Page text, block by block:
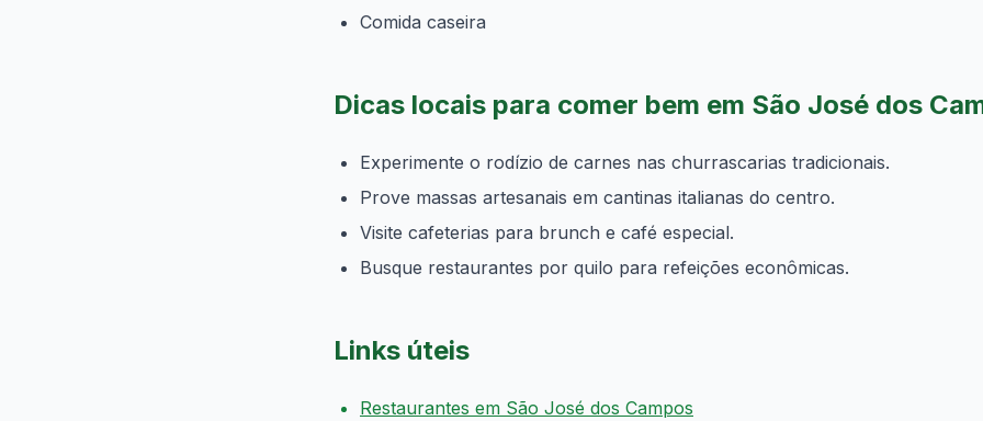
Comida caseira
Dicas locais para comer bem em São José dos
Experimente o rodízio de carnes nas churrascarias tradicionais.
Prove massas artesanais em cantinas italianas do centro.
Visite cafeterias para brunch e café especial.
Busque restaurantes por quilo para refeições econômicas.
Links úteis
Restaurantes em São José dos Campos